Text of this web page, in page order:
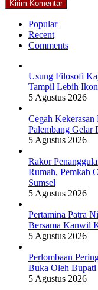
Popular
Recent
Comments
Usung Filosofi
Tampil Lebih
5 Agustus 2026
Cegah
Palembang Gelar
5 Agustus 2026
Rakor
Rumah, Pemkab
Sumsel
5 Agustus 2026
Pertamina Patra
Bersama Kanwil
5 Agustus 2026
Perlombaan
Buka Oleh
5 Agustus 2026